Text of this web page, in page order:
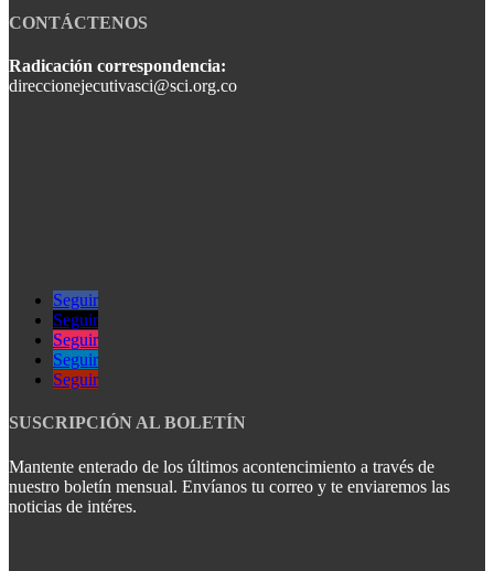
CONTÁCTENOS
Radicación correspondencia:
direccionejecutivasci@sci.org.co
Seguir
Seguir
Seguir
Seguir
Seguir
SUSCRIPCIÓN AL BOLETÍN
Mantente enterado de los últimos acontencimiento a través de
nuestro boletín mensual. Envíanos tu correo y te enviaremos las
noticias de intéres.